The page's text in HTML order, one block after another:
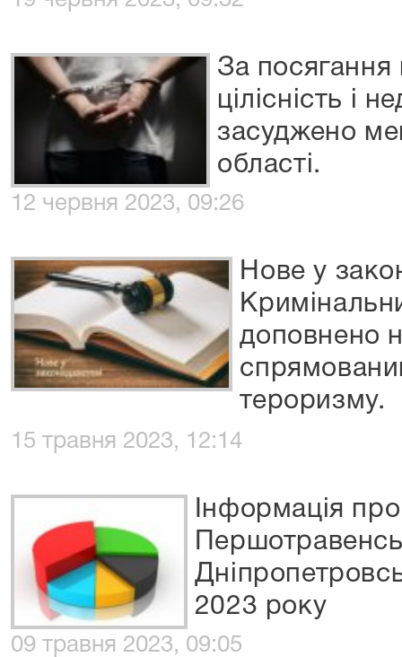
За посягання
цілісність і
засуджено
області.
12 червня 2023, 09:26
Нове у
доповнено
тероризму.
15 травня 2023, 12:14
Інформація
2023 року
09 травня 2023, 09:05